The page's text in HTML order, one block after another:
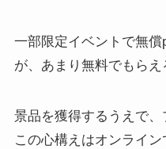
一部限定イベントで無
が、あまり無料でもらえ
景品を獲得するうえで、
この心構えはオンライン